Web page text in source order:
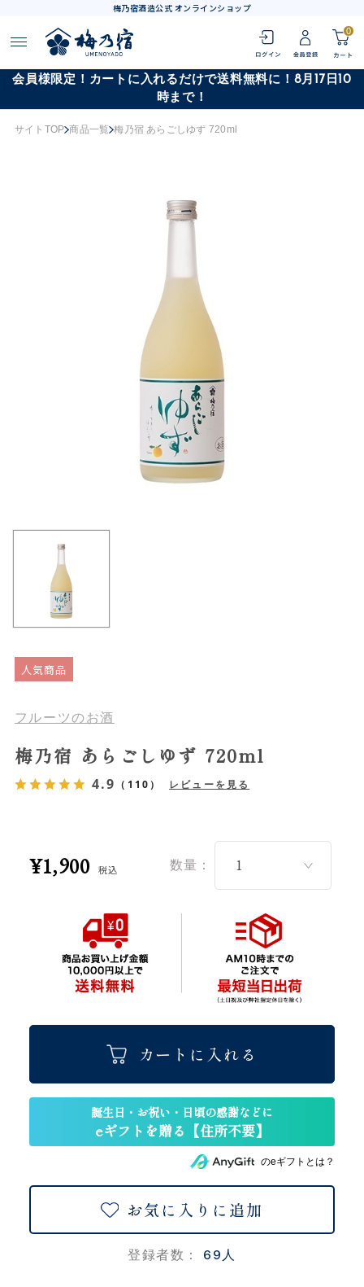
梅乃宿酒造公式 オンラインショップ
0
会員様限定！カートに入れるだけで送料無料に！8月17日10
時まで！
サイトTOP 商品一覧 梅乃宿 あらごしゆず 720ml
人気商品
フルーツのお酒
梅乃宿 あらごしゆず 720ml
4.9 （110） レビューを見る
¥1,900 税込 数量：
カートに入れる
のeギフトとは？
お気に入りに追加
登録者数： 69人